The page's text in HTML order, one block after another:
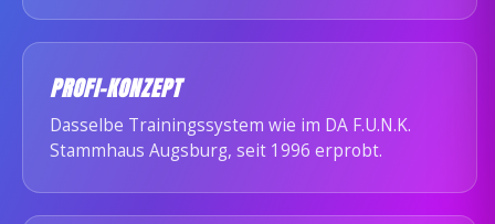
PROFI-KONZEPT
Dasselbe Trainingssystem wie im DA F.U.N.K.
Stammhaus Augsburg, seit 1996 erprobt.